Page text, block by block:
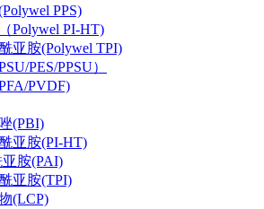
PPS)
Polywel PI-HT)
亚胺(Polywel TPI)
PES/PPSU）
PVDF)
(PBI)
亚胺(PI-HT)
胺(PAI)
亚胺(TPI)
(LCP)